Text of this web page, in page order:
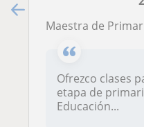
Maestra de
Ofrezco clases
etapa de primaria. Soy
Educación...